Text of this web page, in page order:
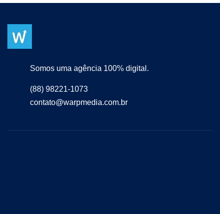
Somos uma agência 100% digital.
(88) 98221-1073
contato@warpmedia.com.br